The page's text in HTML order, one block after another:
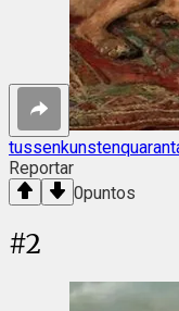
Reportar
0puntos
#2